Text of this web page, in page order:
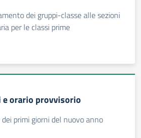
dei gruppi-classe alle sezioni
per le classi prime
orario provvisorio
primi giorni del nuovo anno